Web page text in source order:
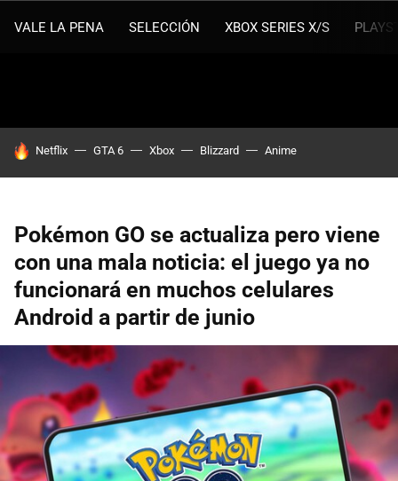
VALE LA PENA SELECCIÓN XBOX SERIES X/S
HOY SE HABLA DE
Netflix GTA 6 Xbox Blizzard Anime
Pokémon GO se actualiza pero viene
con una mala noticia: el juego ya no
funcionará en muchos celulares
Android a partir de junio